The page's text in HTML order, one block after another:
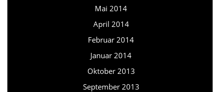
Mai 2014
April 2014
Februar 2014
Januar 2014
Oktober 2013
September 2013